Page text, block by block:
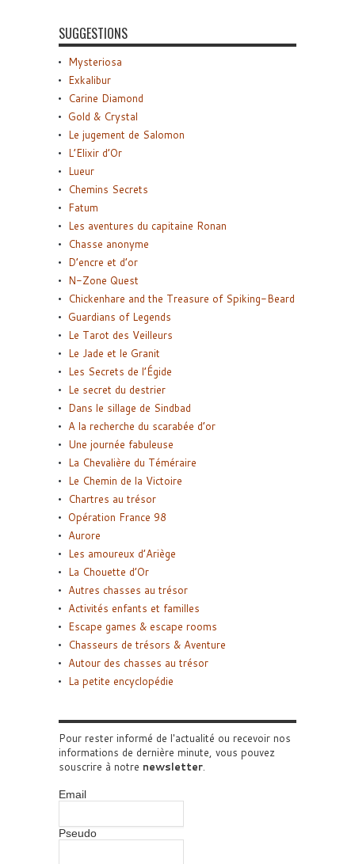
SUGGESTIONS
Mysteriosa
Exkalibur
Carine Diamond
Gold & Crystal
Le jugement de Salomon
L’Elixir d’Or
Lueur
Chemins Secrets
Fatum
Les aventures du capitaine Ronan
Chasse anonyme
D’encre et d’or
N-Zone Quest
Chickenhare and the Treasure of Spiking-Beard
Guardians of Legends
Le Tarot des Veilleurs
Le Jade et le Granit
Les Secrets de l’Égide
Le secret du destrier
Dans le sillage de Sindbad
A la recherche du scarabée d’or
Une journée fabuleuse
La Chevalière du Téméraire
Le Chemin de la Victoire
Chartres au trésor
Opération France 98
Aurore
Les amoureux d’Ariège
La Chouette d’Or
Autres chasses au trésor
Activités enfants et familles
Escape games & escape rooms
Chasseurs de trésors & Aventure
Autour des chasses au trésor
La petite encyclopédie
Pour rester informé de l'actualité ou recevoir nos
informations de dernière minute, vous pouvez
souscrire à notre newsletter.
Email
Pseudo